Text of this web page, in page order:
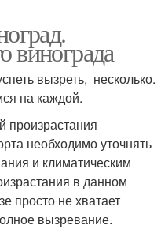
винограда
вызреть, несколько.
на каждой.
произрастания
необходимо уточнять
и климатическим
в данном
просто не хватает
вызревание.